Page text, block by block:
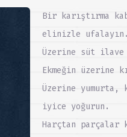
Bir karıştırma
elinizle ufalayın.
Üzerine süt
Ekmeğin üzerine
Üzerine
iyice yoğurun.
Harçtan